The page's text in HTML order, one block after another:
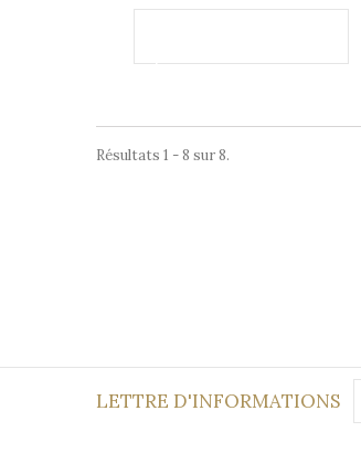
Résultats 1 - 8 sur 8.
LETTRE D'INFORMATIONS